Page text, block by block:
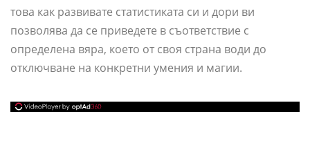
това как развивате статистиката си и дори ви
позволява да се приведете в съответствие с
определена вяра, което от своя страна води до
отключване на конкретни умения и магии.